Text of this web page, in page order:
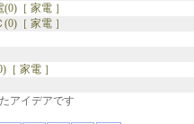
［ 家電 ］
［ 家電 ］
家電 ］
アイデアです